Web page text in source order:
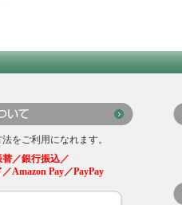
をご利用になれます。
／銀行振込／
Amazon Pay／PayPay